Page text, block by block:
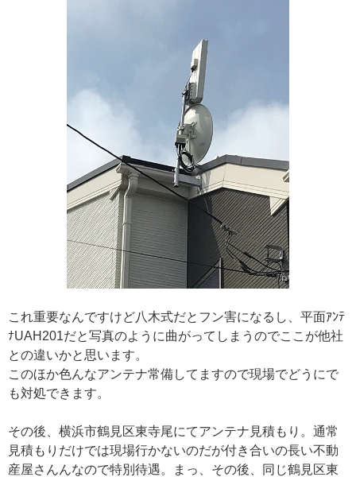
これ重要なんですけど八木式だとフン害になるし、平面ｱﾝﾃ
ﾅUAH201だと写真のように曲がってしまうのでここが他社
との違いかと思います。
このほか色んなアンテナ常備してますので現場でどうにで
も対処できます。
その後、横浜市鶴見区東寺尾にてアンテナ見積もり。通常
見積もりだけでは現場行かないのだが付き合いの長い不動
産屋さんんなので特別待遇。まっ、その後、同じ鶴見区東